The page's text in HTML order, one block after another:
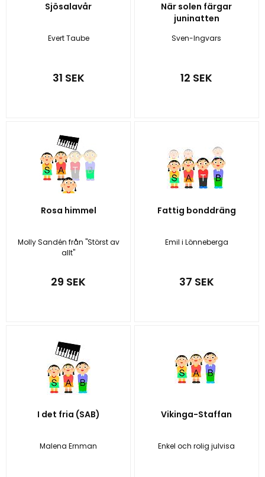
Sjösalavår
Evert Taube
31 SEK
När solen färgar
juninatten
Sven-Ingvars
12 SEK
Rosa himmel
Molly Sandén från "Störst av
allt"
29 SEK
Fattig bonddräng
Emil i Lönneberga
37 SEK
I det fria (SAB)
Malena Ernman
Vikinga-Staffan
Enkel och rolig julvisa